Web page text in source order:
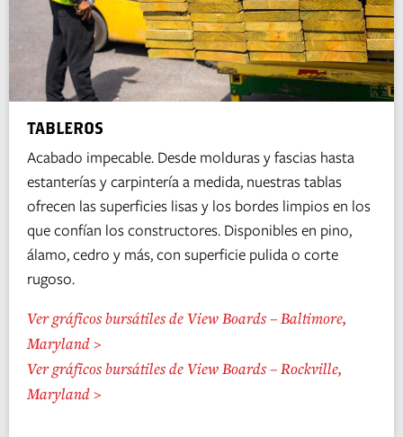
TABLEROS
Acabado impecable. Desde molduras y fascias hasta
estanterías y carpintería a medida, nuestras tablas
ofrecen las superficies lisas y los bordes limpios en los
que confían los constructores. Disponibles en pino,
álamo, cedro y más, con superficie pulida o corte
rugoso.
Ver gráficos bursátiles de View Boards – Baltimore,
Maryland >
Ver gráficos bursátiles de View Boards – Rockville,
Maryland >